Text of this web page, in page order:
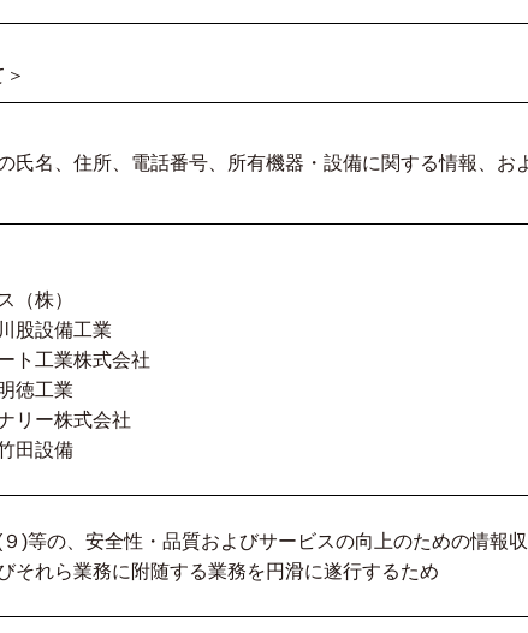
氏名、住所、電話番号、所有機器・設備に関する情報、お
（株）
股設備工業
ト工業株式会社
徳工業
リー株式会社
田設備
(９)等の、安全性・品質およびサービスの向上のための情報
それら業務に附随する業務を円滑に遂行するため